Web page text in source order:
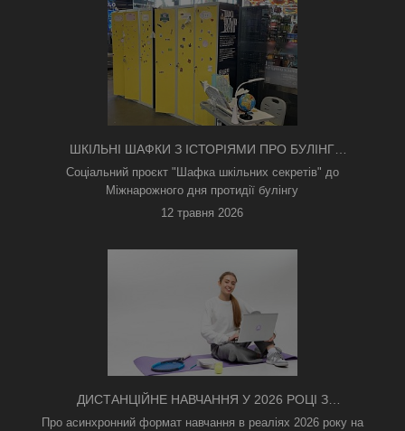
ШКІЛЬНІ ШАФКИ З ІСТОРІЯМИ ПРО БУЛІНГ
З'ЯВИЛИСЯ В КИЄВІ
Соціальний проєкт "Шафка шкільних секретів" до
Міжнарожного дня протидії булінгу
12 травня 2026
ДИСТАНЦІЙНЕ НАВЧАННЯ У 2026 РОЦІ З
ТРИВОГАМИ ТА БЕЗ СВІТЛА: ЯК АСИНХРОННИЙ
Про асинхронний формат навчання в реаліях 2026 року на